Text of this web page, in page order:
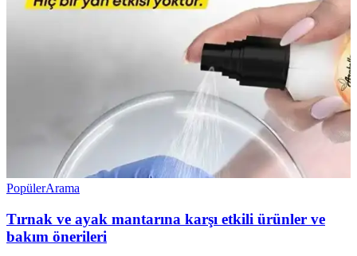
PopülerArama
Tırnak ve ayak mantarına karşı etkili ürünler ve
bakım önerileri